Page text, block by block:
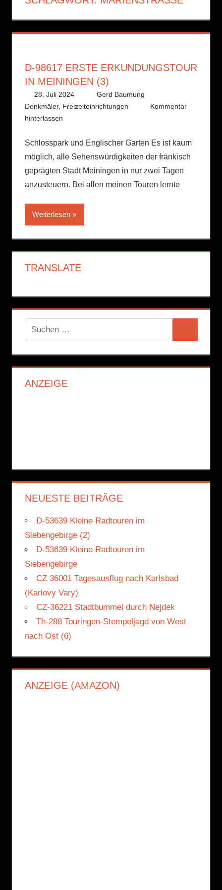
D-98617 ERSTE ERKUNDUNGSTOUR
IN MEININGEN (3)
28. Juli 2024
Gerd Baumung
Denkmäler, Freizeiteinrichtungen
Kommentar
hinterlassen
Schlosspark und Englischer Garten Es ist kaum
möglich, alle Sehenswürdigkeiten der fränkisch
geprägten Stadt Meiningen in nur zwei Tagen
anzusteuern. Bei allen meinen Touren lernte
Weiterlesen
TRANSLATE
Suchen
nach:
ANZEIGE
NEUESTE BEITRÄGE
D-53639 Kleine Radtouren im
Siebengebirge (2)
D-53639 Kleine Radtouren im
Siebengebirge
CZ 36001 Tagesausflug nach Karlsbad
(Karlovy Vary)
CZ-36221 Stadtbummel durch Nejdek
Th-288 Touringen-Stempeljagd von West
nach Ost (6)
ANZEIGE (AMAZON)